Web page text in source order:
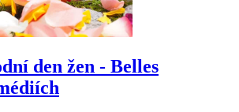
den žen - Belles